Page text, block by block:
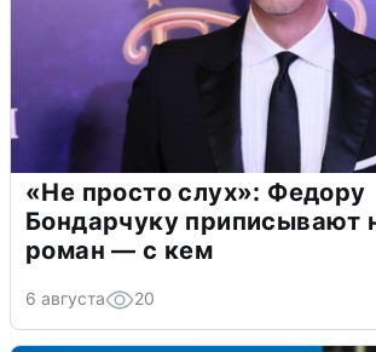
«Не просто слух»: Федору
Бондарчуку приписывают
роман — с кем
6 августа 20